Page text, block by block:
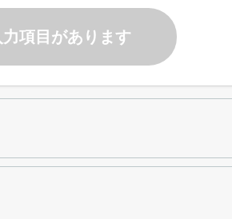
力項目があります